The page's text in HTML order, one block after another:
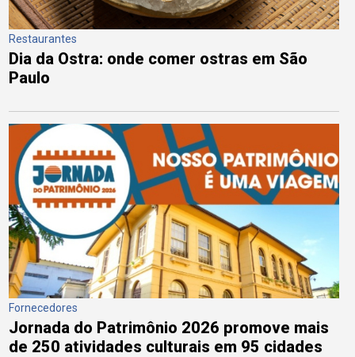
Restaurantes
Dia da Ostra: onde comer ostras em São
Paulo
Fornecedores
Jornada do Patrimônio 2026 promove mais
de 250 atividades culturais em 95 cidades